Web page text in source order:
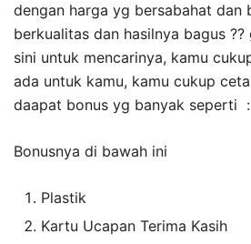
dengan harga yg bersabahat dan
berkualitas dan hasilnya bagus
sini untuk mencarinya, kamu
ada untuk kamu, kamu cukup
daapat bonus yg banyak seperti :
Bonusnya di bawah ini
Plastik
Kartu Ucapan Terima Kasih